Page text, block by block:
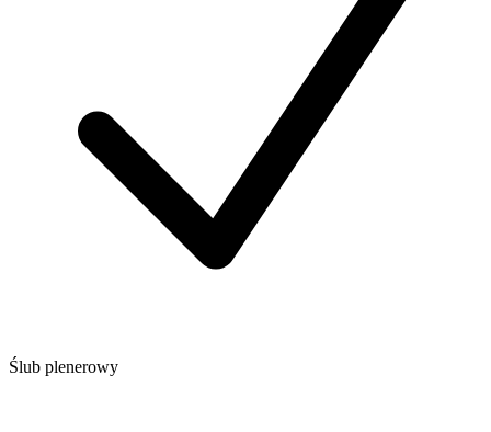
Ślub plenerowy